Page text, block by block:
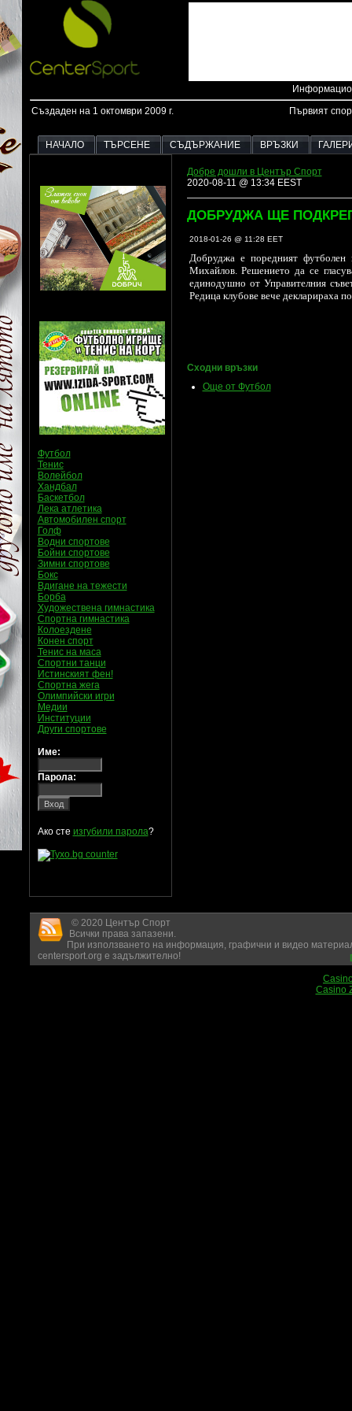
Създаден на 1 октомври 2009 г. Първият
НАЧАЛО ТЪРСЕНЕ СЪДЪРЖАНИЕ ВРЪЗКИ
Добре дошли в Център Спорт
2020-08-11 @ 13:34 EEST
ДОБРУДЖА ЩЕ
2018-01-26 @ 11:28 EET
Добруджа е поредният футболен
Михайлов. Решението да се
единодушно от Управителния
Редица клубове вече декларираха
Сходни връзки
Още от Футбол
Футбол
Тенис
Волейбол
Хандбал
Баскетбол
Лека атлетика
Автомобилен спорт
Голф
Водни спортове
Бойни спортове
Зимни спортове
Бокс
Вдигане на тежести
Борба
Художествена гимнастика
Спортна гимнастика
Колоездене
Конен спорт
Тенис на маса
Спортни танци
Истинският фен!
Спортна жега
Олимпийски игри
Медии
Институции
Други спортове
Име:
Парола:
Ако сте изгубили парола?
© 2020 Център Спорт
Всички права запазени.
При използването на информация, графични и видео
centersport.org е задължително!
Casino